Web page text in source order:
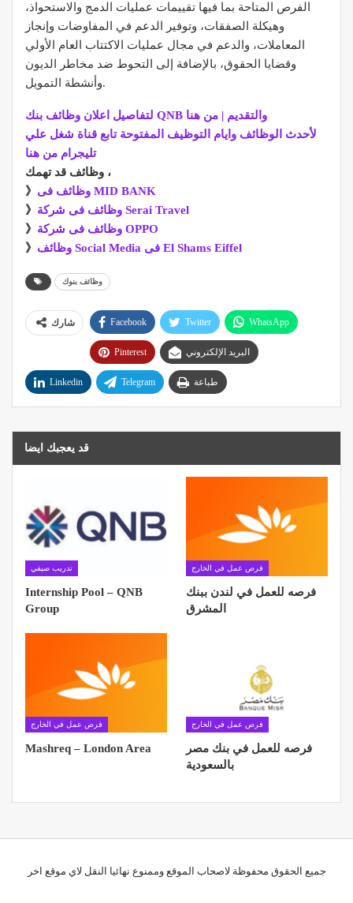
الفرص المتاحة بما فيها تقييمات عمليات الدمج والاستحواذ،
وهيكلة الصفقات، وتوفير الدعم في المفاوضات وإنجاز
المعاملات، والدعم في مجال عمليات الاكتتاب العام الأولي
وقضايا الحقوق، بالإضافة إلى التحوط ضد مخاطر الديون
وأنشطة التمويل.
لتفاصيل اعلان وظائف بنك QNB والتقديم | من هنا
لأحدث الوظائف وايام التوظيف المفتوحة تابع قناة شغل علي
تليجرام من هنا
وظائف قد تهمك ،
》
وظائف فى MID BANK
》
وظائف فى شركة Serai Travel
》
وظائف فى شركة OPPO
》
وظائف Social Media فى El Shams Eiffel
وظائف بنوك
شارك Facebook Twitter WhatsApp
Pinterest البريد الإلكتروني
Linkedin Telegram طباعة
قد يعجبك ايضا
تدريب صيفي
Internship Pool – QNB
Group
فرص عمل في الخارج
فرصه للعمل في لندن ببنك
المشرق
فرص عمل في الخارج
Mashreq – London Area
فرص عمل في الخارج
فرصه للعمل في بنك مصر
بالسعودية
جميع الحقوق محفوظة لاصحاب الموقع وممنوع نهائيا النقل لاي موقع اخر